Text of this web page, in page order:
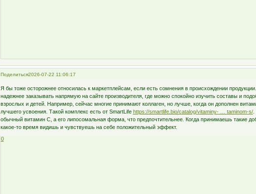
Поделиться2026-07-22 11:06:17
Я бы тоже осторожнее относилась к маркетплейсам, если есть сомнения в происхождении
надежнее заказывать напрямую на сайте производителя, где можно спокойно изучить составы и
взрослых и детей. Например, сейчас многие принимают коллаген, но лучше, когда он дополнен
лучшего усвоения. Такой комплекс есть от SmartLife https://smartlife.bio/catalog/vitaminy- … taminom-s/.
обычный витамин С, а его липосомальная форма, что предпочтительнее. Когда принимаешь такие
какое-то время видишь и чувствуешь на себе положительный эффект.
0